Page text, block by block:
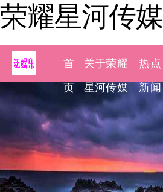
荣耀星河传媒
首
页
关于荣耀
星河传媒
热点
新闻